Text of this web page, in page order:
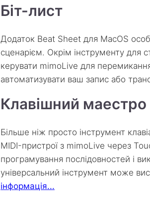
Біт-лист
Додаток Beat Sheet для MacOS
сценарієм. Окрім інструменту
керувати mimoLive для
автоматизувати ваш запис або
Клавішний маестро
Більше ніж просто інструмент
MIDI-пристрої з mimoLive через
програмування послідовностей і
універсальний інструмент може
інформація...